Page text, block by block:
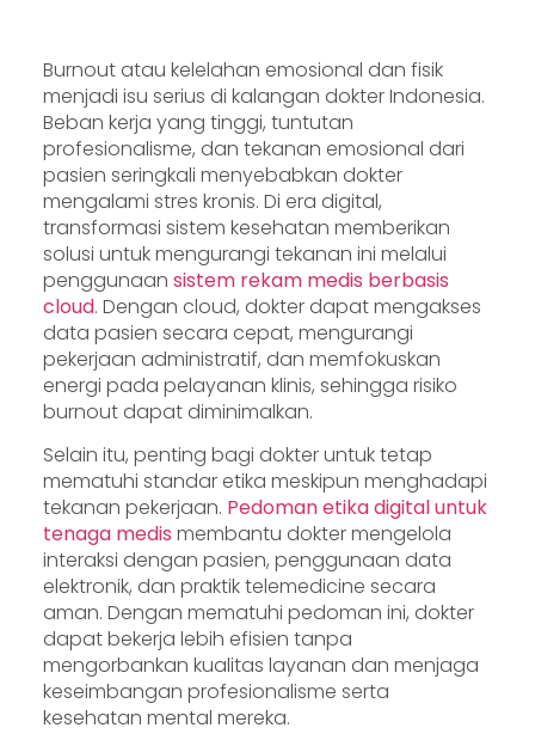
Burnout atau kelelahan emosional dan fisik
menjadi isu serius di kalangan dokter Indonesia.
Beban kerja yang tinggi, tuntutan
profesionalisme, dan tekanan emosional dari
pasien seringkali menyebabkan dokter
mengalami stres kronis. Di era digital,
transformasi sistem kesehatan memberikan
solusi untuk mengurangi tekanan ini melalui
penggunaan sistem rekam medis berbasis
cloud. Dengan cloud, dokter dapat mengakses
data pasien secara cepat, mengurangi
pekerjaan administratif, dan memfokuskan
energi pada pelayanan klinis, sehingga risiko
burnout dapat diminimalkan.
Selain itu, penting bagi dokter untuk tetap
mematuhi standar etika meskipun menghadapi
tekanan pekerjaan. Pedoman etika digital untuk
tenaga medis membantu dokter mengelola
interaksi dengan pasien, penggunaan data
elektronik, dan praktik telemedicine secara
aman. Dengan mematuhi pedoman ini, dokter
dapat bekerja lebih efisien tanpa
mengorbankan kualitas layanan dan menjaga
keseimbangan profesionalisme serta
kesehatan mental mereka.